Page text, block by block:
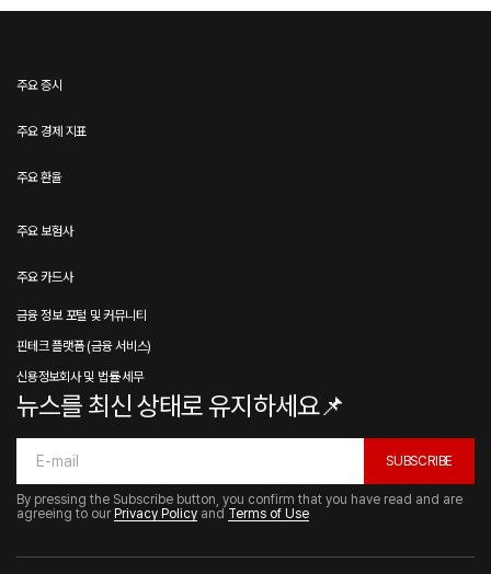
주요 증시
주요 경제 지표
주요 환율
주요 보험사
주요 카드사
금융 정보 포털 및 커뮤니티
핀테크 플랫폼 (금융 서비스)
신용정보회사 및 법률·세무
뉴스를 최신 상태로 유지하세요📌
SUBSCRIBE
By pressing the Subscribe button, you confirm that you have read and are
agreeing to our Privacy Policy and Terms of Use